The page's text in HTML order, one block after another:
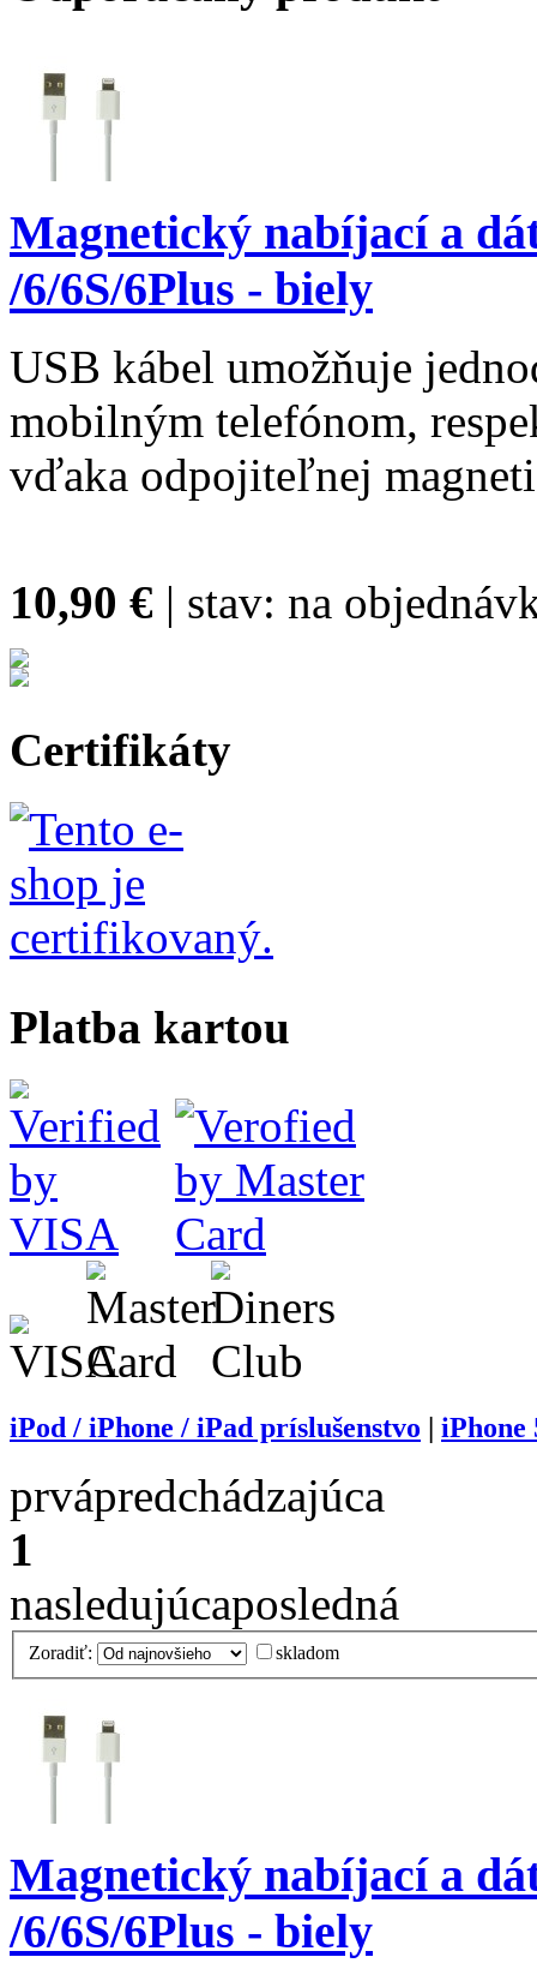
Magnetický nabíjací a
/6/6S/6Plus - biely
USB kábel umožňuje
mobilným telefónom,
vďaka odpojiteľnej
10,90 € | stav: na
Certifikáty
Platba kartou
iPod / iPhone / iPad príslušenstvo iPhone
prvápredchádzajúca
1
nasledujúcaposledná
Zoradiť: skladom
Magnetický nabíjací a
/6/6S/6Plus - biely